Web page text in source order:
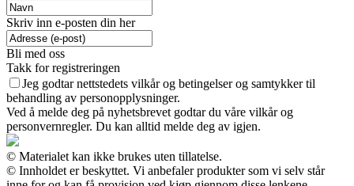
Skriv inn e-posten din her
Bli med oss
Takk for registreringen
Jeg godtar nettstedets vilkår og betingelser og samtykker til
behandling av personopplysninger.
Ved å melde deg på nyhetsbrevet godtar du våre vilkår og
personvernregler. Du kan alltid melde deg av igjen.
© Materialet kan ikke brukes uten tillatelse.
© Innholdet er beskyttet. Vi anbefaler produkter som vi selv står